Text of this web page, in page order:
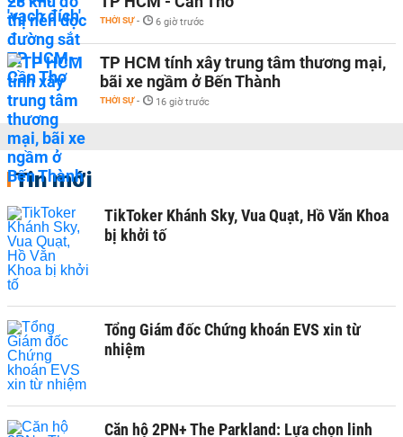
THỜI SỰ - 6 giờ trước
TP HCM tính xây trung tâm thương mại,
bãi xe ngầm ở Bến Thành
THỜI SỰ - 16 giờ trước
Tin mới
TikToker Khánh Sky, Vua Quạt, Hồ Văn Khoa
bị khởi tố
Tổng Giám đốc Chứng khoán EVS xin từ
nhiệm
Căn hộ 2PN+ The Parkland: Lựa chọn linh